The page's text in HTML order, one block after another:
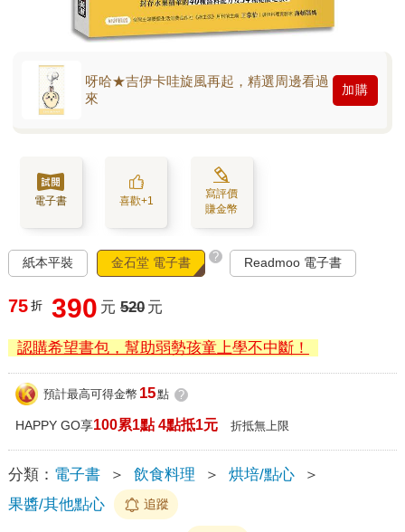
呀哈★吉伊卡哇旋風再起，精選周邊看過
來
加購
電子書 喜歡+1
寫評價
賺金幣
紙本平裝 金石堂 電子書 ? Readmoo 電子書
75 折 390 元 520 元
認購希望書包，幫助弱勢孩童上學不中斷！
預計最高可得金幣 15點 ?
HAPPY GO享100累1點 4點抵1元 折抵無上限
分類： 電子書 ＞ 飲食料理 ＞ 烘培/點心
＞
果醬/其他點心
追蹤